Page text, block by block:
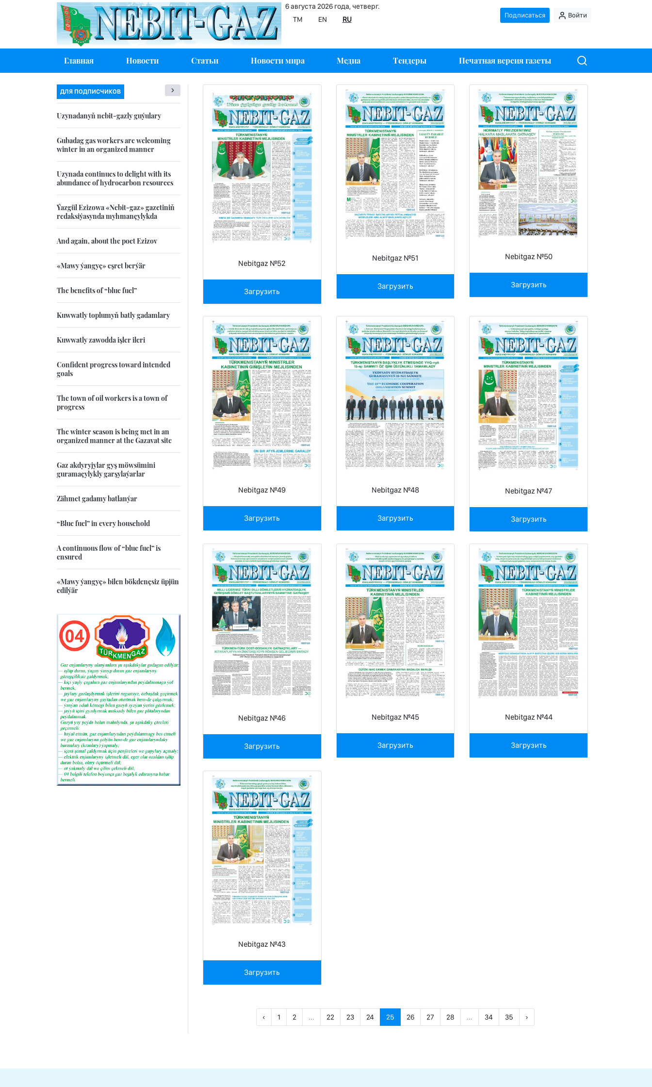
6 августа 2026 года, четверг.
TM
EN RU
Подписаться Войти
Главная Новости Статьи Новости мира Медиа Тендеры Печатная версия газеты
Nebitgaz №52
Загрузить
Nebitgaz №51
Загрузить
Nebitgaz №50
Загрузить
Nebitgaz №49
Загрузить
Nebitgaz №48
Загрузить
Nebitgaz №47
Загрузить
Nebitgaz №46
Загрузить
Nebitgaz №45
Загрузить
Nebitgaz №44
Загрузить
Nebitgaz №43
Загрузить
‹ 1 2 ... 22 23 24 25 26 27 28 ... 34 35 ›
ДЛЯ ПОДПИСЧИКОВ
Uzynadanyň nebit-gazly guýulary
Gubadag gas workers are welcoming
winter in an organized manner
Uzynada continues to delight with its
abundance of hydrocarbon resources
Ýazgül Ezizowa «Nebit-gaz» gazetiniň
redaksiýasynda myhmançylykda
And again, about the poet Ezizov
«Mawy ýangyç» eşret berýär
The benefits of “blue fuel”
Kuwwatly toplumyň batly gadamlary
Kuwwatly zawodda işler ileri
Confident progress toward intended
goals
The town of oil workers is a town of
progress
The winter season is being met in an
organized manner at the Gazavat site
Gaz akdyryjylar gyş möwsümini
guramaçylykly garşylaýarlar
Zähmet gadamy batlanýar
“Blue fuel” in every household
A continuous flow of “blue fuel” is
ensured
«Mawy ýangyç» bilen bökdençsiz üpjün
edilýär